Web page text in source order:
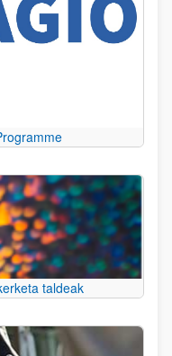
taldeak